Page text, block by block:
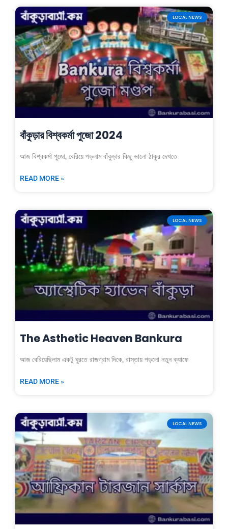
LOCAL NEWS
বাঁকুড়ার বিশ্বকর্মা পুজো 2024
আজ বিশ্বকর্মা পুজো, বেরিয়ে পড়লাম বাঁকুড়ার কিছু ভালো ঠাকুর দেখতে
READ MORE »
LOCAL NEWS
The Asthetic Heaven Bankura
আজ বেরিয়েছিলাম একটু ঘুরতে রাজগ্রাম দিকে, রাস্তায় পড়লো নতুন ক্যাফে
READ MORE »
LOCAL NEWS